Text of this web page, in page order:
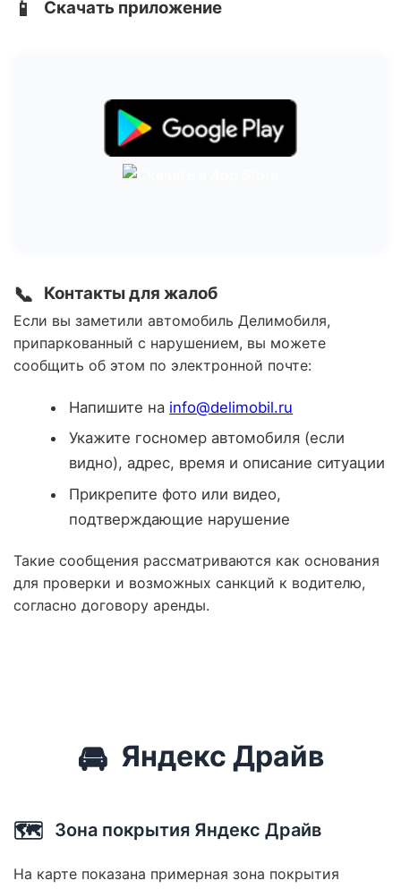
📱 Скачать приложение
📞 Контакты для жалоб
Если вы заметили автомобиль Делимобиля,
припаркованный с нарушением, вы можете
сообщить об этом по электронной почте:
Напишите на info@delimobil.ru
Укажите госномер автомобиля (если
видно), адрес, время и описание ситуации
Прикрепите фото или видео,
подтверждающие нарушение
Такие сообщения рассматриваются как основания
для проверки и возможных санкций к водителю,
согласно договору аренды.
🚘 Яндекс Драйв
🗺️ Зона покрытия Яндекс Драйв
На карте показана примерная зона покрытия